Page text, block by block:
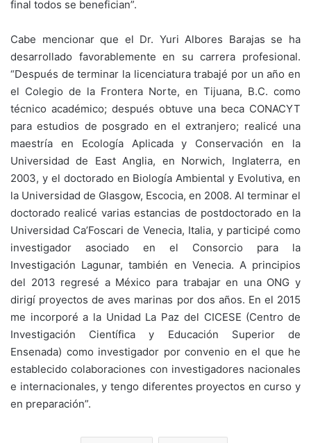
final todos se benefician”.
Cabe mencionar que el Dr. Yuri Albores Barajas se ha
desarrollado favorablemente en su carrera profesional.
“Después de terminar la licenciatura trabajé por un año en
el Colegio de la Frontera Norte, en Tijuana, B.C. como
técnico académico; después obtuve una beca CONACYT
para estudios de posgrado en el extranjero; realicé una
maestría en Ecología Aplicada y Conservación en la
Universidad de East Anglia, en Norwich, Inglaterra, en
2003, y el doctorado en Biología Ambiental y Evolutiva, en
la Universidad de Glasgow, Escocia, en 2008. Al terminar el
doctorado realicé varias estancias de postdoctorado en la
Universidad Ca’Foscari de Venecia, Italia, y participé como
investigador asociado en el Consorcio para la
Investigación Lagunar, también en Venecia. A principios
del 2013 regresé a México para trabajar en una ONG y
dirigí proyectos de aves marinas por dos años. En el 2015
me incorporé a la Unidad La Paz del CICESE (Centro de
Investigación Científica y Educación Superior de
Ensenada) como investigador por convenio en el que he
establecido colaboraciones con investigadores nacionales
e internacionales, y tengo diferentes proyectos en curso y
en preparación”.